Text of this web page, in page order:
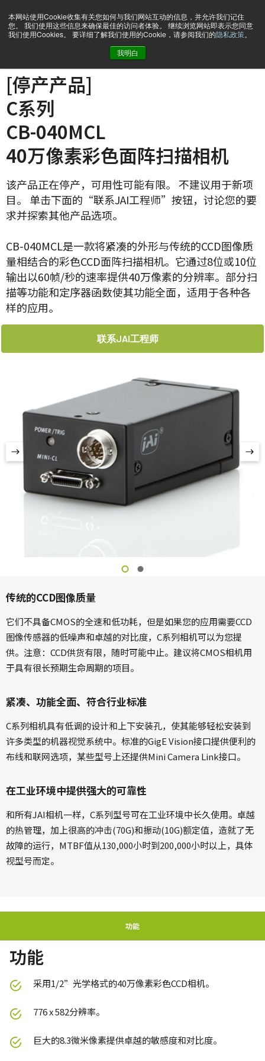
本网站使用Cookie收集有关您如何与我们网站互动的信息，并允许我们记住
您。 我们使用这些信息来确保最佳的访问者体验。 继续浏览网站即表示您同意
我们使用Cookies。 要详细了解我们使用的Cookie，请参阅我们的隐私政策。
我明白
[停产产品]
C系列
CB-040MCL
40万像素彩色面阵扫描相机
该产品正在停产，可用性可能有限。 不建议用于新项
目。 单击下面的“联系JAI工程师”按钮，讨论您的要
求并探索其他产品选项。
CB-040MCL是一款将紧凑的外形与传统的CCD图像质
量相结合的彩色CCD面阵扫描相机。它通过8位或10位
输出以60帧/秒的速率提供40万像素的分辨率。部分扫
描等功能和定序器函数使其功能全面，适用于各种各
样的应用。
联系JAI工程师
传统的CCD图像质量
它们不具备CMOS的全速和低功耗，但是如果您的应用需要CCD
图像传感器的低噪声和卓越的对比度，C系列相机可以为您提
供。注意：CCD供货有限，随时可能中止。建议将CMOS相机用
于具有很长预期生命周期的项目。
紧凑、功能全面、符合行业标准
C系列相机具有低调的设计和上下安装孔，使其能够轻松安装到
许多类型的机器视觉系统中。标准的GigE Vision接口提供便利的
布线和联网选项，某些型号上还提供Mini Camera Link接口。
在工业环境中提供强大的可靠性
和所有JAI相机一样，C系列型号可在工业环境中长久使用。卓越
的热管理，加上很高的冲击(70G)和振动(10G)额定值，造就了无
故障的运行，MTBF值从130,000小时到200,000小时以上，具体
视型号而定。
功能
功能
采用1/2”光学格式的40万像素彩色CCD相机。
776 x 582分辨率。
巨大的8.3微米像素提供卓越的敏感度和对比度。